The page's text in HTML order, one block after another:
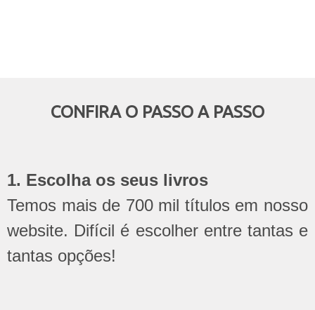
CONFIRA O PASSO A PASSO
1. Escolha os seus livros
Temos mais de 700 mil títulos em nosso
website. Difícil é escolher entre tantas e
tantas opções!